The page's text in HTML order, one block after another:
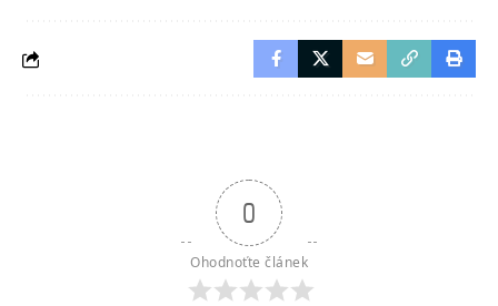
0
Ohodnoťte článek